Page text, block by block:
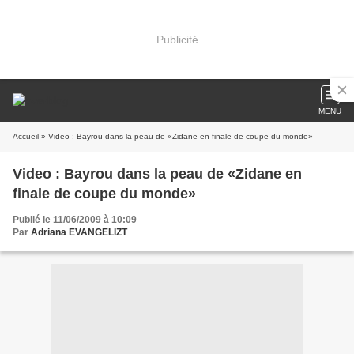
Publicité
MENU
Accueil » Video : Bayrou dans la peau de «Zidane en finale de coupe du monde»
Video : Bayrou dans la peau de «Zidane en
finale de coupe du monde»
Publié le 11/06/2009 à 10:09
Par Adriana EVANGELIZT